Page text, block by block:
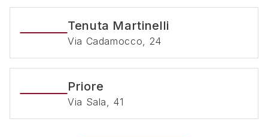
Tenuta Martinelli
Via Cadamocco, 24
Priore
Via Sala, 41